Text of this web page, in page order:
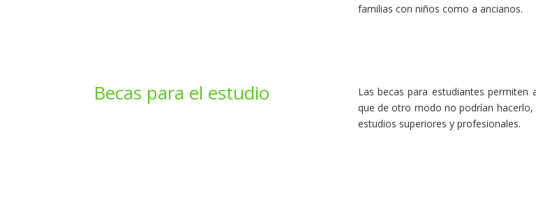
familias con niños como a ancianos.
Becas para el estudio
Las becas para estudiantes permiten
que de otro modo no podrían hacerlo,
estudios superiores y profesionales.